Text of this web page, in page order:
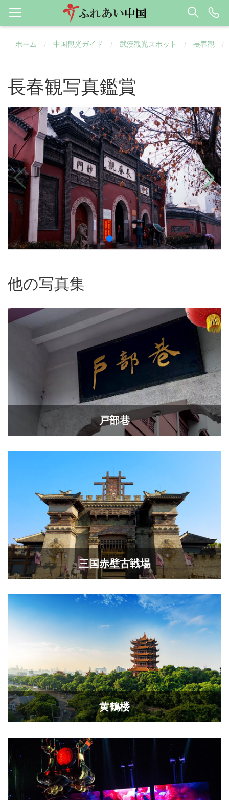
ホーム / 中国観光ガイド / 武漢観光スポット / 長春観 /
長春観写真鑑賞
他の写真集
戸部巷
三国赤壁古戦場
黄鶴楼